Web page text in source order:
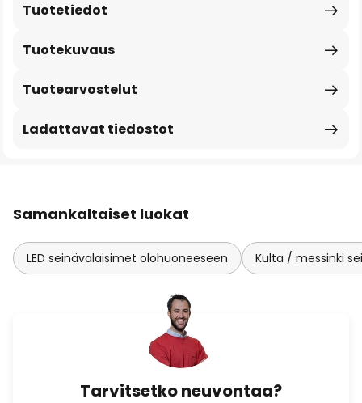
Tuotekuvaus
Tuotetiedot
Tuotearvostelut
Ladattavat tiedostot
Samankaltaiset luokat
LED seinävalaisimet olohuoneeseen Kulta / messinki
Tarvitsetko neuvontaa?